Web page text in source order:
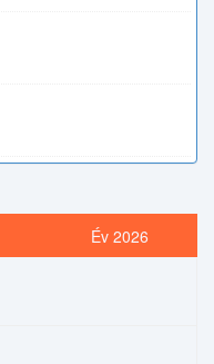
Év 2026